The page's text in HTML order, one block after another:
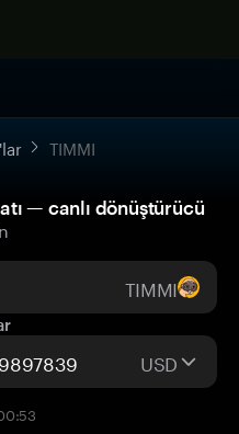
TIMMI
— canlı dönüştürücü
TIMMI
USD